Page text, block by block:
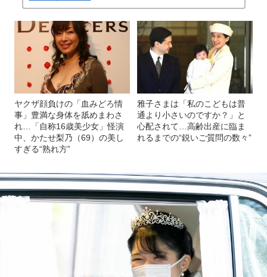
ヤクザ顔負けの「血みどろ情
事」豊満な身体を舐めまわさ
れ…「自称16歳美少女」怪演
中、かたせ梨乃（69）の美し
すぎる“熟れ方”
雅子さまは「私のこどもは普
通より小さいのですか？」と
心配されて…高齢出産に臨ま
れるまでの“鋭いご質問の数々”